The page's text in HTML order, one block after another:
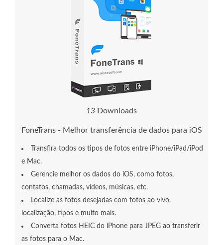
13 Downloads
FoneTrans - Melhor transferência de dados para iOS
Transfira todos os tipos de fotos entre iPhone/iPad/iPod
e Mac.
Gerencie melhor os dados do iOS, como fotos,
contatos, chamadas, vídeos, músicas, etc.
Localize as fotos desejadas com fotos ao vivo,
localização, tipos e muito mais.
Converta fotos HEIC do iPhone para JPEG ao transferir
as fotos para o Mac.